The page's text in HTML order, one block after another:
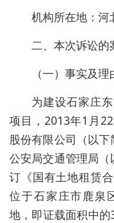
机构所在地：河
二、本次诉讼的
（一）事实及理
为建设石家庄
项目，2013年1月
股份有限公司（以下
公安局交通管理局（
订《国有土地租赁
位于石家庄市鹿泉
地，即证载面积中